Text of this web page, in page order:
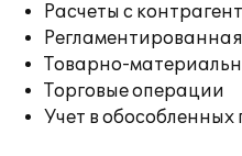
Расчеты с
Товарно-
Торговые операции
Учет в